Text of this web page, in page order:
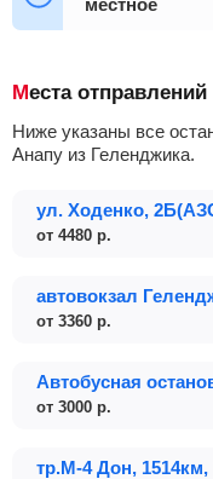
местное
Места отправлений
Ниже указаны все остановки, откуда отходят маршрутки в
Анапу из Геленджика.
ул. Ходенко,
от 4480 р.
автовокзал
от 3360 р.
от 3000 р.
тр.М-4 Дон,